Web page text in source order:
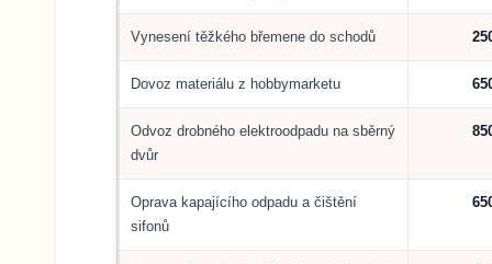
Vynesení těžkého břemene do schodů
Dovoz materiálu z hobbymarketu
Odvoz drobného elektroodpadu na sběrný
dvůr
Oprava kapajícího odpadu a čištění
sifonů